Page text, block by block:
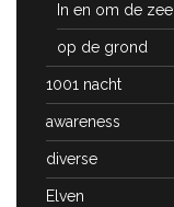
In en om de zee
op de grond
1001 nacht
awareness
diverse
Elven